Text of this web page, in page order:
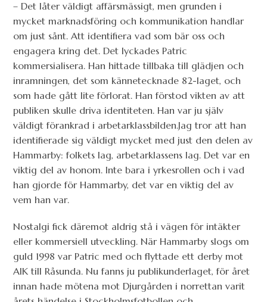
– Det låter väldigt affärsmässigt, men grunden i
mycket marknadsföring och kommunikation handlar
om just sånt. Att identifiera vad som bär oss och
engagera kring det. Det lyckades Patric
kommersialisera. Han hittade tillbaka till glädjen och
inramningen, det som kännetecknade 82-laget, och
som hade gått lite förlorat. Han förstod vikten av att
publiken skulle driva identiteten. Han var ju själv
väldigt förankrad i arbetarklassbilden.Jag tror att han
identifierade sig väldigt mycket med just den delen av
Hammarby: folkets lag, arbetarklassens lag. Det var en
viktig del av honom. Inte bara i yrkesrollen och i vad
han gjorde för Hammarby, det var en viktig del av
vem han var.
Nostalgi fick däremot aldrig stå i vägen för intäkter
eller kommersiell utveckling. När Hammarby slogs om
guld 1998 var Patric med och flyttade ett derby mot
AIK till Råsunda. Nu fanns ju publikunderlaget, för året
innan hade mötena mot Djurgården i norrettan varit